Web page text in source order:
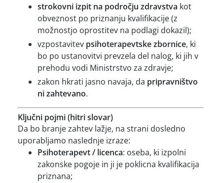
strokovni izpit na področju zdravstva kot
obveznost po priznanju kvalifikacije (z
možnostjo oprostitev na podlagi dokazil);
vzpostavitev psihoterapevtske zbornice, ki
bo po ustanovitvi prevzela del nalog, ki jih v
prehodu vodi Ministrstvo za zdravje;
zakon hkrati jasno navaja, da pripravništvo
ni zahtevano.
Ključni pojmi (hitri slovar)
Da bo branje zahtev lažje, na strani dosledno
uporabljamo naslednje izraze:
Psihoterapevt / licenca: oseba, ki izpolni
zakonske pogoje in ji je poklicna kvalifikacija
priznana;